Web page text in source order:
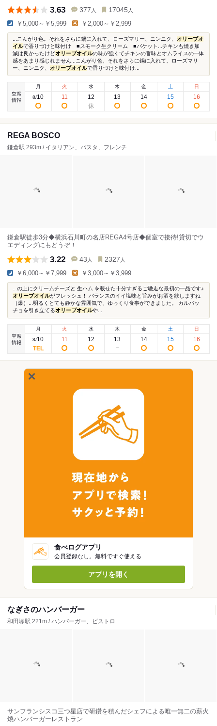
3.63 377 人 17045 人
￥5,000～￥5,999 ￥2,000～￥2,999
...こんがり色。それをさらに鍋に入れて、ローズマリー、ニンニク、 オリーブオ
イルで香りづけと味付け ■スモーク生クリーム ■バケット...チキンも焼き加
減は良かったけどオリーブオイルの味が強くてチキンの旨味とオムライスの一体
感をあまり感じれません...こんがり色。それをさらに鍋に入れて、ローズマリ
ー、ニンニク、 オリーブオイルで香りづけと味付け...
空席
情報
月
8/10
火
11
水
12
木
13
金
14
土
15
日
16
REGA BOSCO
鎌倉駅 293m / イタリアン、パスタ、フレンチ
鎌倉駅徒歩3分◆横浜石川町の名店REGA4号店◆個室で接待!貸切でウ
エディングにもどうぞ！
3.22 43 人 2327 人
￥6,000～￥7,999 ￥3,000～￥3,999
...の上にクリームチーズと 生ハム を載せた十分すぎるご馳走な最初の一品です♪
オリーブオイルがフレッシュ！ バランスのイイ塩味と旨みがお酒を欲しますね
（爆）...明るくとても静かな雰囲気で、ゆっくり食事ができました。 カルパッ
チョを引き立てるオリーブオイルや...
空席
情報
月
8/10
火
11
水
12
木
13
金
14
土
15
日
16
食べログアプリ
会員登録なし。無料ですぐ使える
アプリを開く
なぎさのハンバーガー
和田塚駅 221m / ハンバーガー、ビストロ
サンフランシスコ三つ星店で研鑽を積んだシェフによる唯一無二の薪火
焼ハンバーガーレストラン